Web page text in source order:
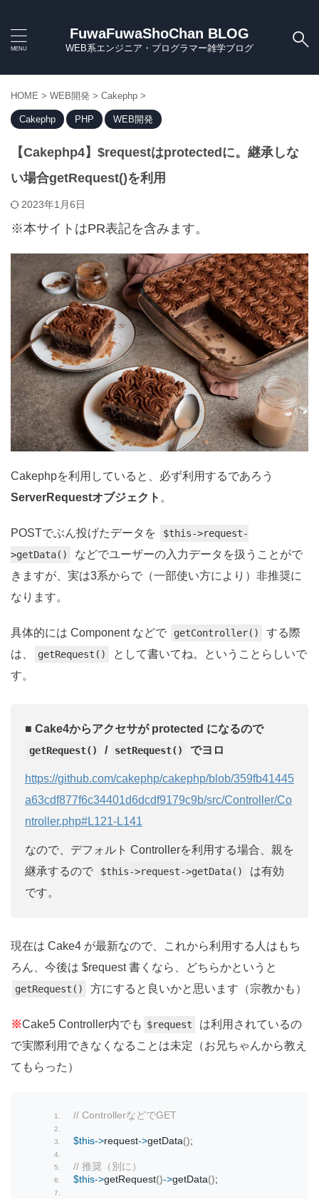
FuwaFuwaShoChan BLOG
WEB系エンジニア・プログラマー雑学ブログ
HOME > WEB開発 > Cakephp >
Cakephp PHP WEB開発
【Cakephp4】$requestはprotectedに。継承しな
い場合getRequest()を利用
2023年1月6日
※本サイトはPR表記を含みます。
Cakephpを利用していると、必ず利用するであろう
ServerRequestオブジェクト 。
POSTでぶん投げたデータを
$this->request-
>getData()
などでユーザーの入力データを扱うことがで
きますが、実は3系からで（一部使い方により）非推奨に
なります。
具体的には Component などで getController()
する際
は、
getRequest()
として書いてね。ということらしいで
す。
■ Cake4からアクセサが protected になるので
getRequest() / setRequest() でヨロ
https://github.com/cakephp/cakephp/blob/359fb41445
a63cdf877f6c34401d6dcdf9179c9b/src/Controller/Co
ntroller.php#L121-L141
なので、デフォルト Controllerを利用する場合、親を
継承するので
$this->request->getData()
は有効
です。
現在は Cake4 が最新なので、これから利用する人はもち
ろん、今後は $request 書くなら、どちらかというと
getRequest() 方にすると良いかと思います（宗教かも）
※Cake5 Controller内でも $request
は利用されているの
で実際利用できなくなることは未定（お兄ちゃんから教え
てもらった）
// ControllerなどでGET
$this->request->getData();
// 推奨（別に）
$this->getRequest()->getData();